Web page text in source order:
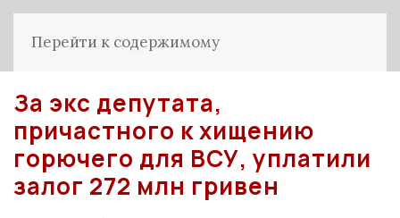
Перейти к содержимому
За экс депутата,
причастного к хищению
горючего для ВСУ, уплатили
залог 272 млн гривен